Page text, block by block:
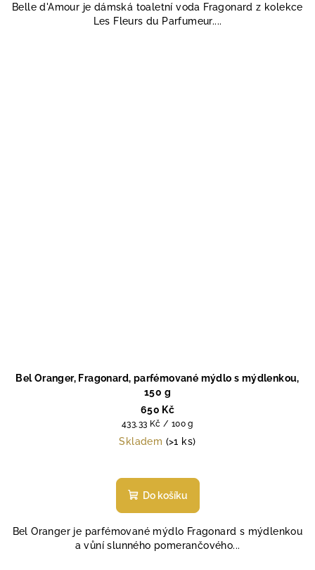
Belle d'Amour je dámská toaletní voda Fragonard z kolekce
Les Fleurs du Parfumeur....
Bel Oranger, Fragonard, parfémované mýdlo s mýdlenkou,
150 g
650 Kč
Měrná
cena:
433,33 Kč / 100 g
Skladem (>1 ks)
Do košíku
Bel Oranger je parfémované mýdlo Fragonard s mýdlenkou
a vůní slunného pomerančového...